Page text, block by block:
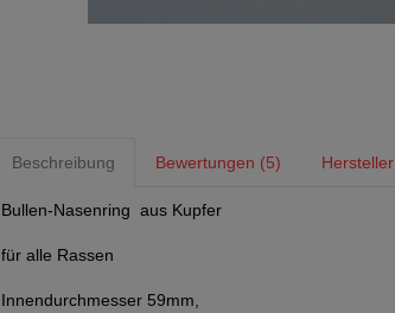
Beschreibung Bewertungen (5) Hersteller
Bullen-Nasenring aus Kupfer
für alle Rassen
Innendurchmesser 59mm,